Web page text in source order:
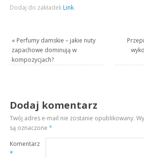
Dodaj do zakładek Link.
« Perfumy damskie – jakie nuty
zapachowe dominują w
kompozycjach?
Dodaj komentarz
Twój adres e-mail nie zostanie opublikowany.
są oznaczone*
Komentarz
*